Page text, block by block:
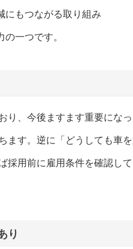
にもつながる取り組み
一つです。
り、今後ますます重要にな
ます。逆に「どうしても車を
採用前に雇用条件を確認し
り